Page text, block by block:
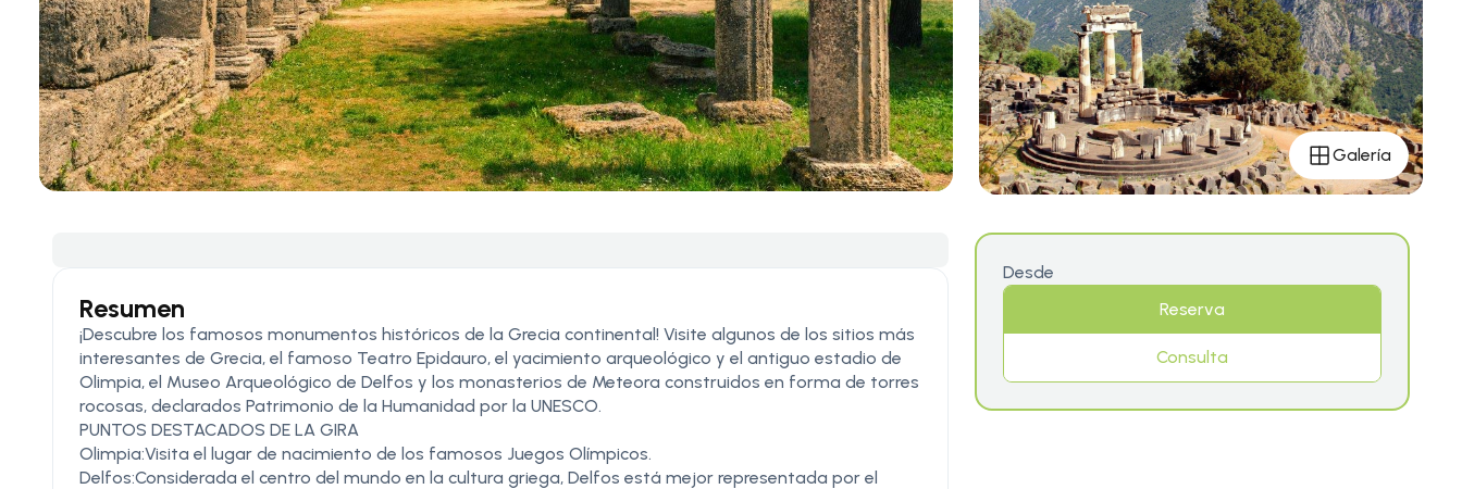
Galería
Resumen
¡Descubre los famosos monumentos históricos de la Grecia continental! Visite algunos de los sitios más
interesantes de Grecia, el famoso Teatro Epidauro, el yacimiento arqueológico y el antiguo estadio de
Olimpia, el Museo Arqueológico de Delfos y los monasterios de Meteora construidos en forma de torres
rocosas, declarados Patrimonio de la Humanidad por la UNESCO.
PUNTOS DESTACADOS DE LA GIRA
Olimpia:Visita el lugar de nacimiento de los famosos Juegos Olímpicos.
Delfos:Considerada el centro del mundo en la cultura griega, Delfos está mejor representada por el
Desde
Reserva
Consulta